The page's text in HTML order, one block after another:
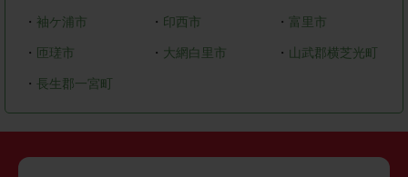
・ 袖ケ浦市 ・ 印西市 ・ 富里市
・ 匝瑳市 ・ 大網白里市 ・ 山武郡横芝光町
・ 長生郡一宮町